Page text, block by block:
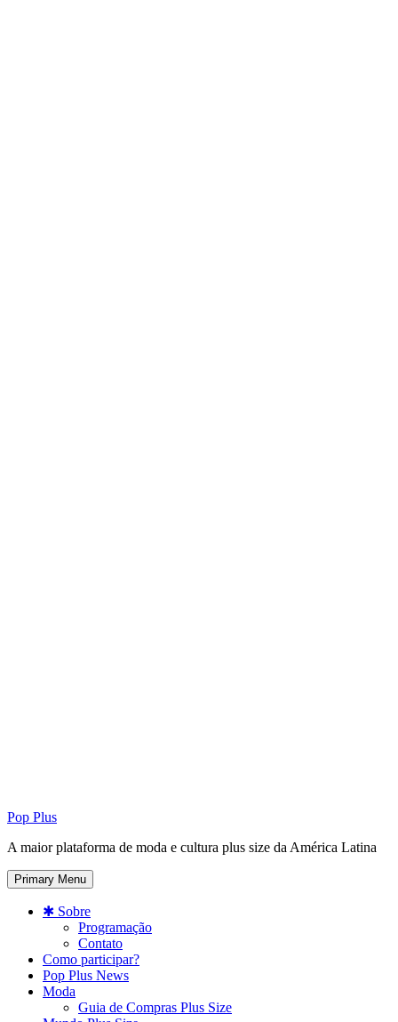
Pop Plus
A maior plataforma de moda e cultura plus size da América Latina
Primary Menu
✱ Sobre
Programação
Contato
Como participar?
Pop Plus News
Moda
Guia de Compras Plus Size